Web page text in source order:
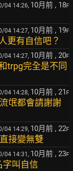
04 14:26, 10月前 , 18F
04 14:27, 10月前 , 19F
更有自信吧？
04 14:27, 10月前 , 20F
trpg完全是不同
04 14:28, 10月前 , 21 F
氓都會請謝謝
04 14:29, 10月前 , 22F
接變無雙
04 14:31, 10月前 , 23F
字叫自信